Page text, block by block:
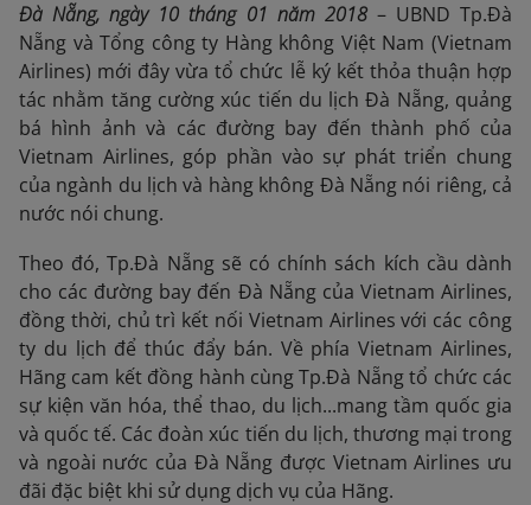
Đà Nẵng, ngày 10 tháng 01 năm 2018– UBND Tp.Đà
Nẵng và Tổng công ty Hàng không Việt Nam (Vietnam
Airlines) mới đây vừa tổ chức lễ ký kết thỏa thuận hợp
tác nhằm tăng cường xúc tiến du lịch Đà Nẵng, quảng
bá hình ảnh và các đường bay đến thành phố của
Vietnam Airlines, góp phần vào sự phát triển chung
của ngành du lịch và hàng không Đà Nẵng nói riêng, cả
nước nói chung.
Theo đó, Tp.Đà Nẵng sẽ có chính sách kích cầu dành
cho các đường bay đến Đà Nẵng của Vietnam Airlines,
đồng thời, chủ trì kết nối Vietnam Airlines với các công
ty du lịch để thúc đẩy bán. Về phía Vietnam Airlines,
Hãng cam kết đồng hành cùng Tp.Đà Nẵng tổ chức các
sự kiện văn hóa, thể thao, du lịch...mang tầm quốc gia
và quốc tế. Các đoàn xúc tiến du lịch, thương mại trong
và ngoài nước của Đà Nẵng được Vietnam Airlines ưu
đãi đặc biệt khi sử dụng dịch vụ của Hãng.